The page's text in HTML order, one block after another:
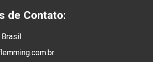
de Contato: